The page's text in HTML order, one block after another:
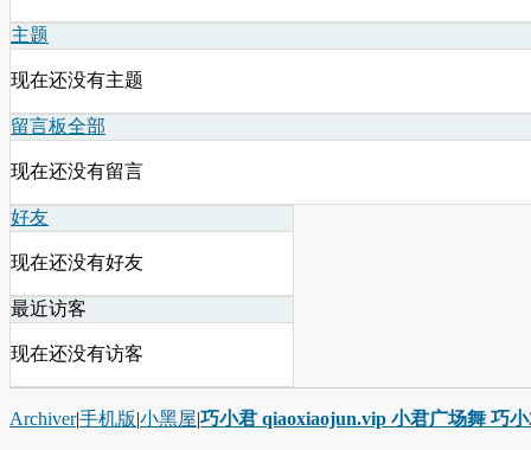
主题
现在还没有主题
留言板全部
现在还没有留言
好友
现在还没有好友
最近访客
现在还没有访客
Archiver|手机版|小黑屋|巧小君 qiaoxiaojun.vip 小君广场舞 巧